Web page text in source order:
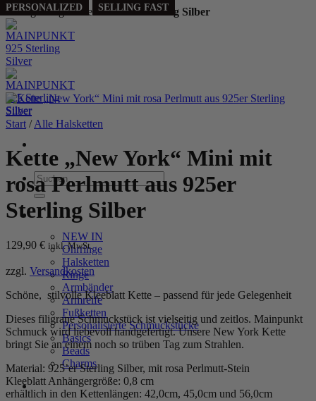
Handgefertigt aus echtem925 Sterling Silber
Zum
Inhalt
springen
Suchen
nach:
WOMEN
NEW IN
Ohrringe
Halsketten
Ringe
Armbänder
Armreife
Fußketten
Personalisierte Schmuckstücke
Basics
Beads
Charms
MEN
Start / Alle Halsketten
Kette „New York“ Mini mit
rosa Perlmutt aus 925er
Sterling Silber
129,90 € inkl. MwSt.
zzgl. Versandkosten
Schöne, stilvolle Kleeblatt Kette – passend für jede Gelegenheit
Dieses filigrane Schmuckstück ist vielseitig und zeitlos. Mainpunkt
Schmuck wird liebevoll handgefertigt. Unsere New York Kette
bringt Sie an einem noch so trüben Tag zum Strahlen.
Material: 925’er Sterling Silber, mit rosa Perlmutt-Stein
Kleeblatt Anhängergröße: 0,8 cm
erhältlich in den Kettenlängen: 42,0cm, 45,0cm und 56,0cm
SELLING FAST
PERSONALIZED SELLING FAST